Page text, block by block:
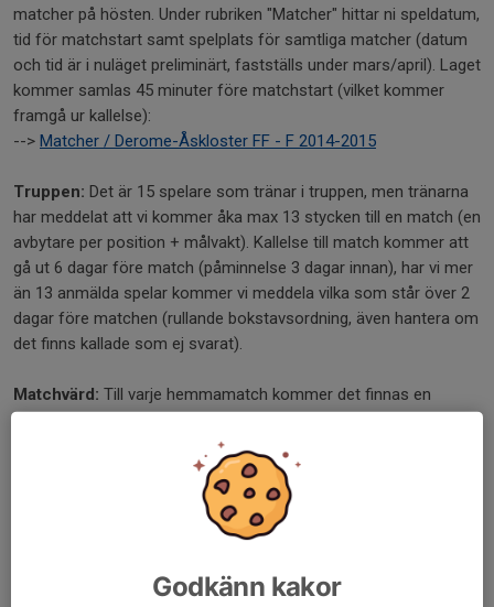
matcher på hösten. Under rubriken "Matcher" hittar ni speldatum,
tid för matchstart samt spelplats för samtliga matcher (datum
och tid är i nuläget preliminärt, fastställs under mars/april). Laget
kommer samlas 45 minuter före matchstart (vilket kommer
framgå ur kallelse):
--> Matcher / Derome-Åskloster FF - F 2014-2015
Truppen: Det är 15 spelare som tränar i truppen, men tränarna
har meddelat att vi kommer åka max 13 stycken till en match (en
avbytare per position + målvakt). Kallelse till match kommer att
gå ut 6 dagar före match (påminnelse 3 dagar innan), har vi mer
än 13 anmälda spelar kommer vi meddela vilka som står över 2
dagar före matchen (rullande bokstavsordning, även hantera om
det finns kallade som ej svarat).
Matchvärd: Till varje hemmamatch kommer det finnas en
matchvärd (från föräldragruppen). Det kommer gå ut ett mejl till
er som förväntas vara matchvärd. Det finns en beskrivning av
rollen som matchvärd här:Matchvärd - Halland
Godkänn kakor